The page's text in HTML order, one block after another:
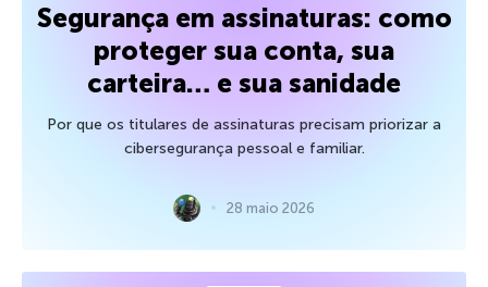
Segurança em assinaturas: como
proteger sua conta, sua
carteira… e sua sanidade
Por que os titulares de assinaturas precisam priorizar a
cibersegurança pessoal e familiar.
28 maio 2026